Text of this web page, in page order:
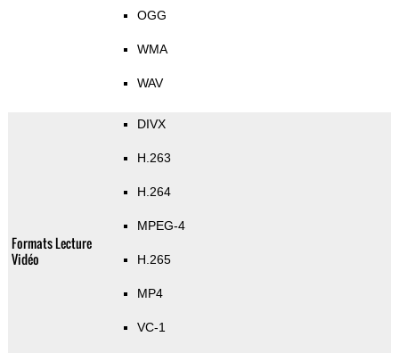
OGG
WMA
WAV
Formats Lecture
Vidéo
DIVX
H.263
H.264
MPEG-4
H.265
MP4
VC-1